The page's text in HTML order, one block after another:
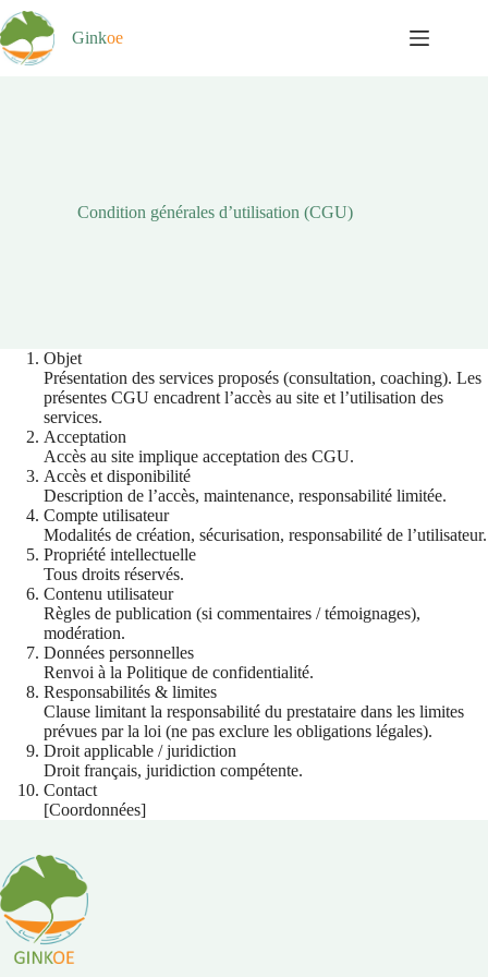
Passer
au
contenu
Ginkoe
Condition générales d’utilisation (CGU)
Objet
Présentation des services proposés (consultation, coaching). Les
présentes CGU encadrent l’accès au site et l’utilisation des
services.
Acceptation
Accès au site implique acceptation des CGU.
Accès et disponibilité
Description de l’accès, maintenance, responsabilité limitée.
Compte utilisateur
Modalités de création, sécurisation, responsabilité de l’utilisateur.
Propriété intellectuelle
Tous droits réservés.
Contenu utilisateur
Règles de publication (si commentaires / témoignages),
modération.
Données personnelles
Renvoi à la Politique de confidentialité.
Responsabilités & limites
Clause limitant la responsabilité du prestataire dans les limites
prévues par la loi (ne pas exclure les obligations légales).
Droit applicable / juridiction
Droit français, juridiction compétente.
Contact
[Coordonnées]